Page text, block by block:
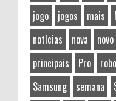
jogo
jogos mais
notícias
nova novo
principais
Pro
Samsung
semana